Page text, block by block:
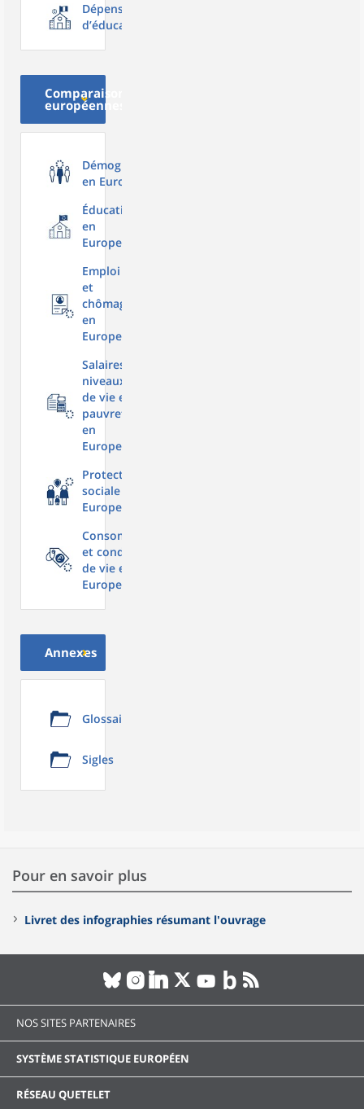
Dépenses
d’éducation
Comparaisons
européennes
Démographie
en Europe
Éducation
en
Europe
Emploi
et
chômage
en
Europe
Salaires,
niveaux
de vie et
pauvreté
en
Europe
Protection
sociale en
Europe
Consommation
et conditions
de vie en
Europe
Annexes
Glossaire
Sigles
Pour en savoir plus
Livret des infographies résumant l'ouvrage
NOS SITES PARTENAIRES
SYSTÈME STATISTIQUE EUROPÉEN
RÉSEAU QUETELET